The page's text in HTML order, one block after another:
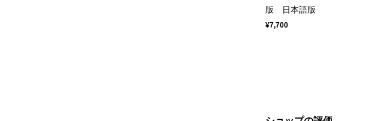
版 日本語版
¥7,700